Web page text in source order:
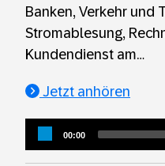
Banken, Verkehr und
Stromablesung,
Kundendienst am…
Jetzt anhören
Audio
Player
Current
00:00